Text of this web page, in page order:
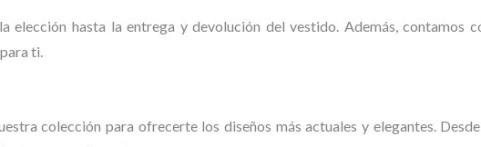
elección hasta la entrega y devolución del vestido. Además, contamos
ti.
colección para ofrecerte los diseños más actuales y elegantes.